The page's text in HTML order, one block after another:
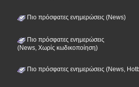
Πιο πρόσφατες ενημερώσεις (News)
Πιο πρόσφατες ενημερώσεις
(News, Χωρίς κωδικοποίηση)
Πιο πρόσφατες ενημερώσεις (News,